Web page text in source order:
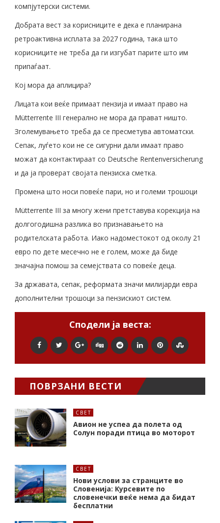
компјутерски системи.
Добрата вест за корисниците е дека е планирана
ретроактивна исплата за 2027 година, така што
корисниците не треба да ги изгубат парите што им
припаѓаат.
Кој мора да аплицира?
Лицата кои веќе примаат пензија и имаат право на
Mütterrente III генерално не мора да прават ништо.
Зголемувањето треба да се пресметува автоматски.
Сепак, луѓето кои не се сигурни дали имаат право
можат да контактираат со Deutsche Rentenversicherung
и да ја проверат својата пензиска сметка.
Промена што носи повеќе пари, но и големи трошоци
Mütterrente III за многу жени претставува корекција на
долгогодишна разлика во признавањето на
родителската работа. Иако надоместокот од околу 21
евро по дете месечно не е голем, може да биде
значајна помош за семејствата со повеќе деца.
За државата, сепак, реформата значи милијарди евра
дополнителни трошоци за пензискиот систем.
Сподели ја веста:
ПОВРЗАНИ ВЕСТИ
СВЕТ
Авион не успеа да полета од
Солун поради птица во моторот
СВЕТ
Нови услови за странците во
Словенија: Курсевите по
словенечки веќе нема да бидат
бесплатни